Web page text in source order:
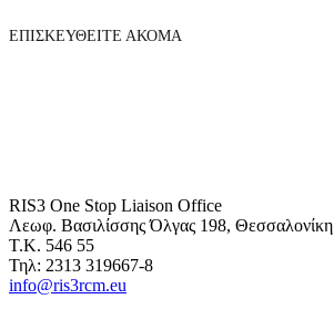
ΕΠΙΣΚΕΥΘΕΙΤΕ ΑΚΟΜΑ
RIS3 One Stop Liaison Office
Λεωφ. Βασιλίσσης Όλγας 198, Θεσσαλονίκη
Τ.Κ. 546 55
Τηλ: 2313 319667-8
info@ris3rcm.eu